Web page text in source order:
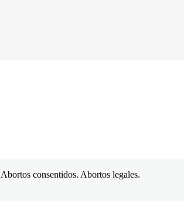
consentidos. Abortos legales.